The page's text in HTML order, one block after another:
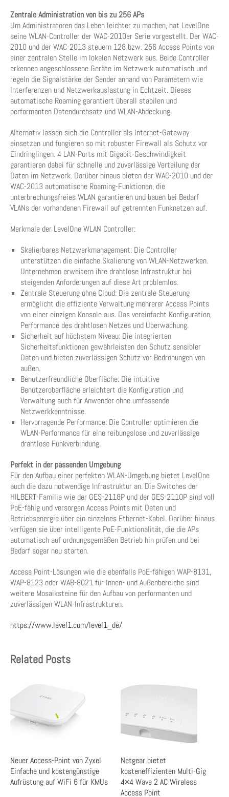
Zentrale Administration von bis zu 256 APs
Um Administratoren das Leben leichter zu machen, hat LevelOne
seine WLAN-Controller der WAC-2010er Serie vorgestellt. Der WAC-
2010 und der WAC-2013 steuern 128 bzw. 256 Access Points von
einer zentralen Stelle im lokalen Netzwerk aus. Beide Controller
erkennen angeschlossene Geräte im Netzwerk automatisch und
regeln die Signalstärke der Sender anhand von Parametern wie
Interferenzen und Netzwerkauslastung in Echtzeit. Dieses
automatische Roaming garantiert überall stabilen und
performanten Datendurchsatz und WLAN-Abdeckung.
Alternativ lassen sich die Controller als Internet-Gateway
einsetzen und fungieren so mit robuster Firewall als Schutz vor
Eindringlingen. 4 LAN-Ports mit Gigabit-Geschwindigkeit
garantieren dabei für schnelle und zuverlässige Verteilung der
Daten im Netzwerk. Darüber hinaus bieten der WAC-2010 und der
WAC-2013 automatische Roaming-Funktionen, die
unterbrechungsfreies WLAN garantieren und bauen bei Bedarf
VLANs der vorhandenen Firewall auf getrennten Funknetzen auf.
Merkmale der LevelOne WLAN Controller:
Skalierbares Netzwerkmanagement: Die Controller
unterstützen die einfache Skalierung von WLAN-Netzwerken.
Unternehmen erweitern ihre drahtlose Infrastruktur bei
steigenden Anforderungen auf diese Art problemlos.
Zentrale Steuerung ohne Cloud: Die zentrale Steuerung
ermöglicht die effiziente Verwaltung mehrerer Access Points
von einer einzigen Konsole aus. Das vereinfacht Konfiguration,
Performance des drahtlosen Netzes und Überwachung.
Sicherheit auf höchstem Niveau: Die integrierten
Sicherheitsfunktionen gewährleisten den Schutz sensibler
Daten und bieten zuverlässigen Schutz vor Bedrohungen von
außen.
Benutzerfreundliche Oberfläche: Die intuitive
Benutzeroberfläche erleichtert die Konfiguration und
Verwaltung auch für Anwender ohne umfassende
Netzwerkkenntnisse.
Hervorragende Performance: Die Controller optimieren die
WLAN-Performance für eine reibungslose und zuverlässige
drahtlose Funkverbindung.
Perfekt in der passenden Umgebung
Für den Aufbau einer perfekten WLAN-Umgebung bietet LevelOne
auch die dazu notwendige Infrastruktur an. Die Switches der
HILBERT-Familie wie der GES-2118P und der GES-2110P sind voll
PoE-fähig und versorgen Access Points mit Daten und
Betriebsenergie über ein einzelnes Ethernet-Kabel. Darüber hinaus
verfügen sie über intelligente PoE-Funktionalität, die die APs
automatisch auf ordnungsgemäßen Betrieb hin prüfen und bei
Bedarf sogar neu starten.
Access Point-Lösungen wie die ebenfalls PoE-fähigen WAP-8131,
WAP-8123 oder WAB-8021 für Innen- und Außenbereiche sind
weitere Mosaiksteine für den Aufbau von performanten und
zuverlässigen WLAN-Infrastrukturen.
https://www.level1.com/level1_de/
Related Posts
Neuer Access-Point von Zyxel
Einfache und kostengünstige
Aufrüstung auf WiFi 6 für KMUs
Netgear bietet
kosteneffizienten Multi-Gig
4×4 Wave 2 AC Wireless
Access Point